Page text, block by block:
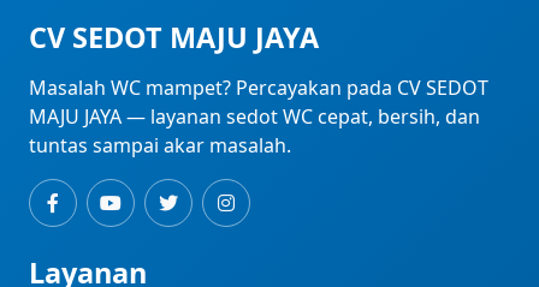
CV SEDOT MAJU JAYA
Masalah WC mampet? Percayakan pada CV SEDOT
MAJU JAYA — layanan sedot WC cepat, bersih, dan
tuntas sampai akar masalah.
Layanan